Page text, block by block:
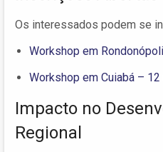
Os interessados podem se
Workshop em
Workshop em Cuiabá – 12
Impacto no
Regional